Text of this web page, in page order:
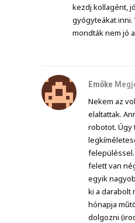
kezdj kollagént,
gyógyteákat inni.
mondták nem jó
Emőke
Nekem az
elaltattak.
robotot. Úgy
felett van
egyik
ki a darabolt
hónapja
dolgozni